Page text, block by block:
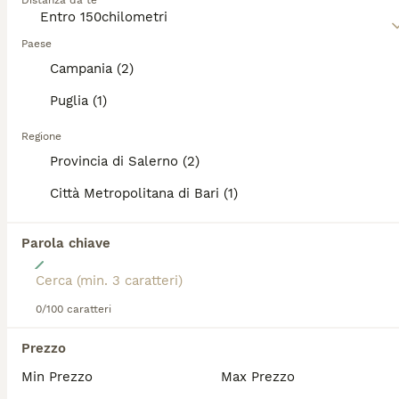
Paese
Campania (2)
Puglia (1)
Regione
Provincia di Salerno (2)
Città Metropolitana di Bari (1)
Parola chiave
0/100 caratteri
Prezzo
Min Prezzo
Max Prezzo
informazioni su questa razza di cane.
stessa categoria.
3 mesi
Età